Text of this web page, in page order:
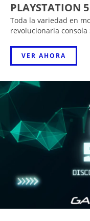
PLAYSTATION 5
Toda la variedad en
revolucionaria consola
VER AHORA